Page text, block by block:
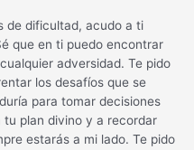
de dificultad, acudo a ti
que en ti puedo encontrar
adversidad. Te pido
los desafíos que se
para tomar decisiones
plan divino y a recordar
estarás a mi lado. Te pido